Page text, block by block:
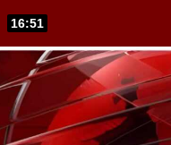
16:51